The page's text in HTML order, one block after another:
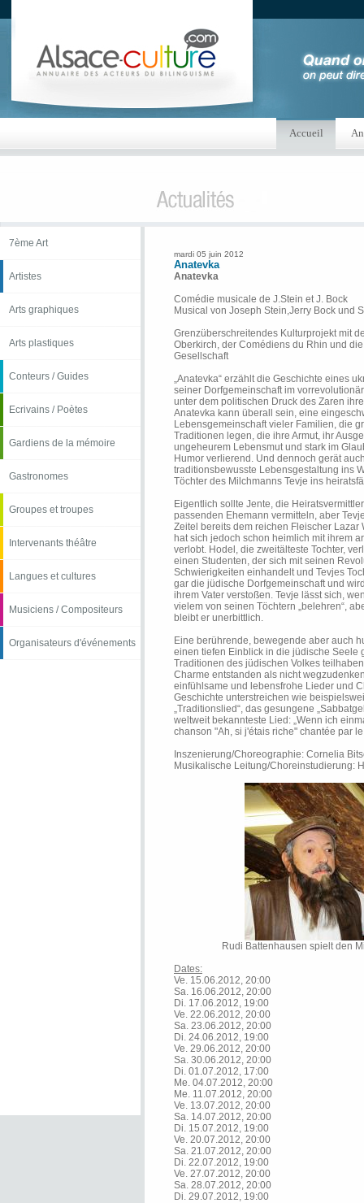
Accueil
7ème Art
Artistes
Arts graphiques
Arts plastiques
Conteurs / Guides
Ecrivains / Poètes
Gardiens de la mémoire
Gastronomes
Groupes et troupes
Intervenants théâtre
Langues et cultures
Musiciens / Compositeurs
Organisateurs d'événements
mardi 05 juin 2012
Anatevka
Anatevka
Comédie musicale de J.Stein et J. Bock
Musical von Joseph Stein,Jerry Bock und
Grenzüberschreitendes Kulturprojekt mit
Oberkirch, der Comédiens du Rhin und
Gesellschaft
„Anatevka“ erzählt die Geschichte eines
seiner Dorfgemeinschaft im
unter dem politischen Druck des Zaren
Anatevka kann überall sein, eine
Lebensgemeinschaft vieler Familien, die
Traditionen legen, die ihre Armut, ihr
ungeheurem Lebensmut und stark im
Humor verlierend. Und dennoch gerät
traditionsbewusste Lebensgestaltung ins
Töchter des Milchmanns Tevje ins
Eigentlich sollte Jente, die
passenden Ehemann vermitteln, aber
Zeitel bereits dem reichen Fleischer Lazar
hat sich jedoch schon heimlich mit ihrem
verlobt. Hodel, die zweitälteste Tochter,
einen Studenten, der sich mit seinen
Schwierigkeiten einhandelt und Tevjes
gar die jüdische Dorfgemeinschaft und
ihrem Vater verstoßen. Tevje lässt sich,
vielem von seinen Töchtern „belehren“,
bleibt er unerbittlich.
Eine berührende, bewegende aber auch
einen tiefen Einblick in die jüdische Seele
Traditionen des jüdischen Volkes
Charme entstanden als nicht
einfühlsame und lebensfrohe Lieder und
Geschichte unterstreichen wie
„Traditionslied“, das gesungene
weltweit bekannteste Lied: „Wenn ich
chanson "Ah, si j'étais riche" chantée par
Inszenierung/Choreographie: Cornelia
Musikalische Leitung/Choreinstudierung:
Rudi Battenhausen spielt den
Dates:
Ve. 15.06.2012, 20:00
Sa. 16.06.2012, 20:00
Di. 17.06.2012, 19:00
Ve. 22.06.2012, 20:00
Sa. 23.06.2012, 20:00
Di. 24.06.2012, 19:00
Ve. 29.06.2012, 20:00
Sa. 30.06.2012, 20:00
Di. 01.07.2012, 17:00
Me. 04.07.2012, 20:00
Me. 11.07.2012, 20:00
Ve. 13.07.2012, 20:00
Sa. 14.07.2012, 20:00
Di. 15.07.2012, 19:00
Ve. 20.07.2012, 20:00
Sa. 21.07.2012, 20:00
Di. 22.07.2012, 19:00
Ve. 27.07.2012, 20:00
Sa. 28.07.2012, 20:00
Di. 29.07.2012, 19:00